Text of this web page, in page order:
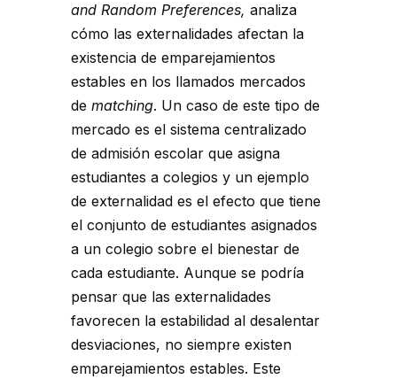
and Random Preferences, analiza
cómo las externalidades afectan la
existencia de emparejamientos
estables en los llamados mercados
de matching. Un caso de este tipo de
mercado es el sistema centralizado
de admisión escolar que asigna
estudiantes a colegios y un ejemplo
de externalidad es el efecto que tiene
el conjunto de estudiantes asignados
a un colegio sobre el bienestar de
cada estudiante. Aunque se podría
pensar que las externalidades
favorecen la estabilidad al desalentar
desviaciones, no siempre existen
emparejamientos estables. Este